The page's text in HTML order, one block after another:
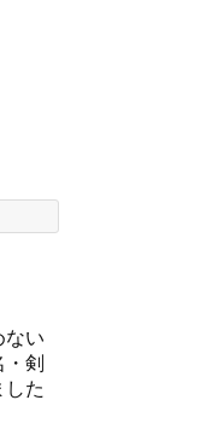
ない
剣
した